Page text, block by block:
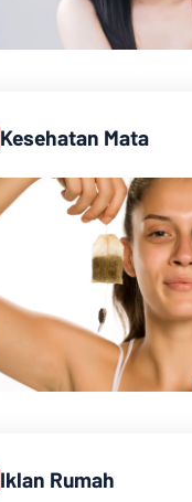
Kesehatan Mata
Iklan Rumah